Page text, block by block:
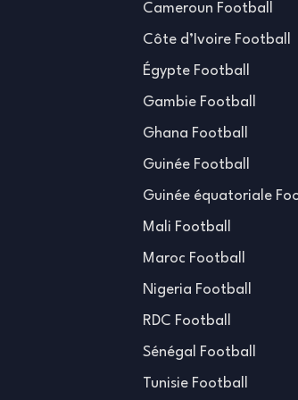
Cameroun Football
Côte d’Ivoire Football
Égypte Football
Gambie Football
Ghana Football
Guinée Football
Guinée équatoriale
Mali Football
Maroc Football
Nigeria Football
RDC Football
Sénégal Football
Tunisie Football